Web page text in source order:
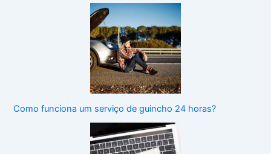
Como funciona um serviço de guincho 24 horas?